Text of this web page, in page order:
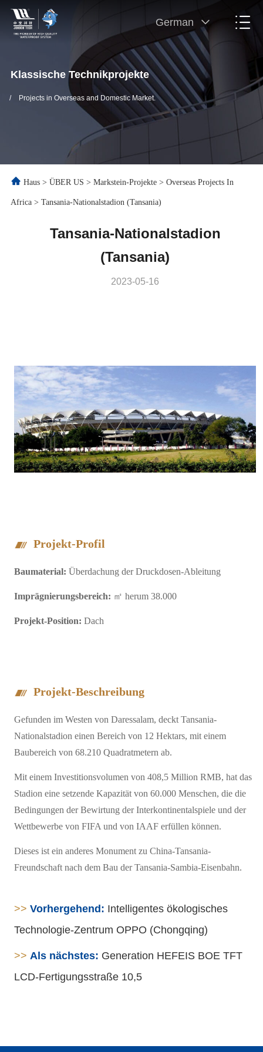
German
Klassische Technikprojekte
/ Projects in Overseas and Domestic Market.
Haus > ÜBER US > Markstein-Projekte > Overseas Projects In
Africa > Tansania-Nationalstadion (Tansania)
Tansania-Nationalstadion
(Tansania)
2023-05-16
Projekt-Profil
Baumaterial: Überdachung der Druckdosen-Ableitung
Imprägnierungsbereich: ㎡ herum 38.000
Projekt-Position: Dach
Projekt-Beschreibung
Gefunden im Westen von Daressalam, deckt Tansania-
Nationalstadion einen Bereich von 12 Hektars, mit einem
Baubereich von 68.210 Quadratmetern ab.
Mit einem Investitionsvolumen von 408,5 Million RMB, hat das
Stadion eine setzende Kapazität von 60.000 Menschen, die die
Bedingungen der Bewirtung der Interkontinentalspiele und der
Wettbewerbe von FIFA und von IAAF erfüllen können.
Dieses ist ein anderes Monument zu China-Tansania-
Freundschaft nach dem Bau der Tansania-Sambia-Eisenbahn.
>> Vorhergehend: Intelligentes ökologisches
Technologie-Zentrum OPPO (Chongqing)
>> Als nächstes: Generation HEFEIS BOE TFT
LCD-Fertigungsstraße 10,5